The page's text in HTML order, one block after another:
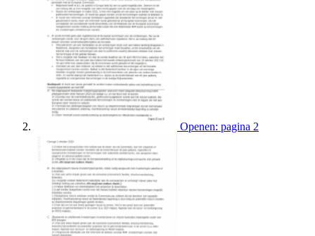
Openen: pagina 2